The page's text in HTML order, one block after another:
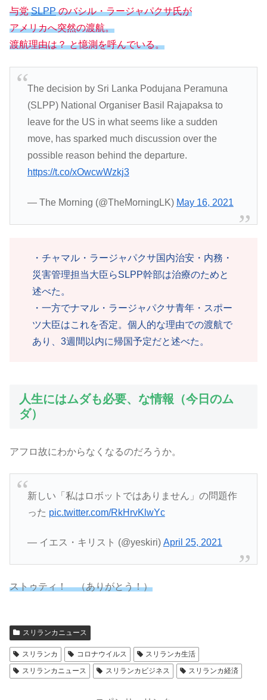
与党SLPPのバシル・ラージャパクサ氏が
アメリカへ突然の渡航。
渡航理由は？ と憶測を呼んでいる。
The decision by Sri Lanka Podujana Peramuna
(SLPP) National Organiser Basil Rajapaksa to
leave for the US in what seems like a sudden
move, has sparked much discussion over the
possible reason behind the departure.
https://t.co/xOwcwWzkj3
— The Morning (@TheMorningLK) May 16, 2021
・チャマル・ラージャパクサ国内治安・内務・
災害管理担当大臣らSLPP幹部は治療のためと
述べた。
・一方でナマル・ラージャパクサ青年・スポー
ツ大臣はこれを否定。個人的な理由での渡航で
あり、3週間以内に帰国予定だと述べた。
人生にはムダも必要、な情報（今日のム
ダ）
アフロ故にわからなくなるのだろうか。
新しい「私はロボットではありません」の問題作
った pic.twitter.com/RkHrvKlwYc
— イエス・キリスト (@yeskiri) April 25, 2021
ストゥティ！ （ありがとう！）
スリランカニュース
スリランカ コロナウイルス
スリランカ生活
スリランカニュース
スリランカビジネス スリランカ経済